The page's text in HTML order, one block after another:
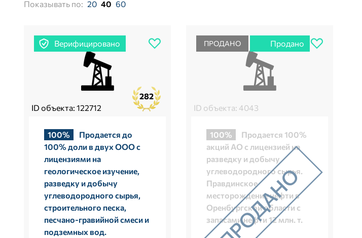
Показывать по: 20 40 60
Верифицировано
ID объекта: 122712
282
100%
Продается до
100% доли в двух ООО с
лицензиями на
геологическое изучение,
разведку и добычу
углеводородного сырья,
строительного песка,
песчано-гравийной смеси и
подземных вод.
ПРОДАНО Продано
ID объекта: 4043
100%
Продается 100%
акций АО с лицензией на
разведку и добычу
углеводородного сырья.
Правдинское
месторождение нефти в
Оренбургской области с
запасами нефти 12 млн. т.